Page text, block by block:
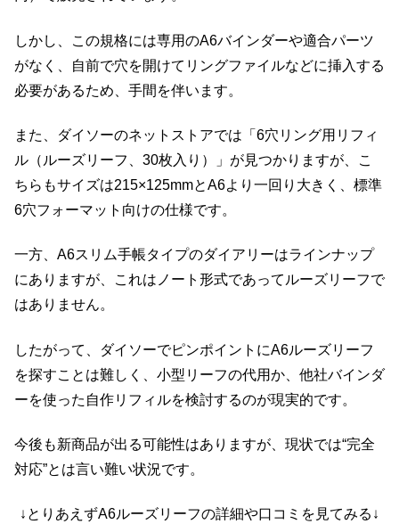
しかし、この規格には専用のA6バインダーや適合パーツ
がなく、自前で穴を開けてリングファイルなどに挿入する
必要があるため、手間を伴います。
また、ダイソーのネットストアでは「6穴リング用リフィ
ル（ルーズリーフ、30枚入り）」が見つかりますが、こ
ちらもサイズは215×125mmとA6より一回り大きく、標準
6穴フォーマット向けの仕様です。
一方、A6スリム手帳タイプのダイアリーはラインナップ
にありますが、これはノート形式であってルーズリーフで
はありません。
したがって、ダイソーでピンポイントにA6ルーズリーフ
を探すことは難しく、小型リーフの代用か、他社バインダ
ーを使った自作リフィルを検討するのが現実的です。
今後も新商品が出る可能性はありますが、現状では“完全
対応”とは言い難い状況です。
↓とりあえずA6ルーズリーフの詳細や口コミを見てみる↓